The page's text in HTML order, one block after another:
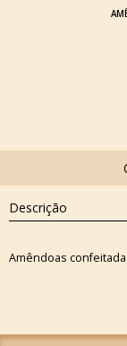
Descrição
Amêndoas